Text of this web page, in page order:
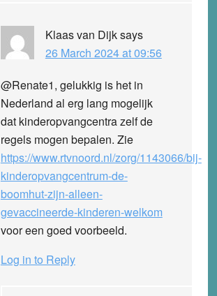
Klaas van Dijksays
26 March 2024 at 09:56
@Renate1, gelukkig is het in
Nederland al erg lang mogelijk
dat kinderopvangcentra zelf de
regels mogen bepalen. Zie
https://www.rtvnoord.nl/zorg/1143066/bij-
kinderopvangcentrum-de-
boomhut-zijn-alleen-
gevaccineerde-kinderen-welkom
voor een goed voorbeeld.
Log in to Reply